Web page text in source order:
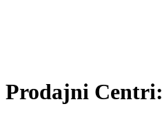
Prodajni Centri: